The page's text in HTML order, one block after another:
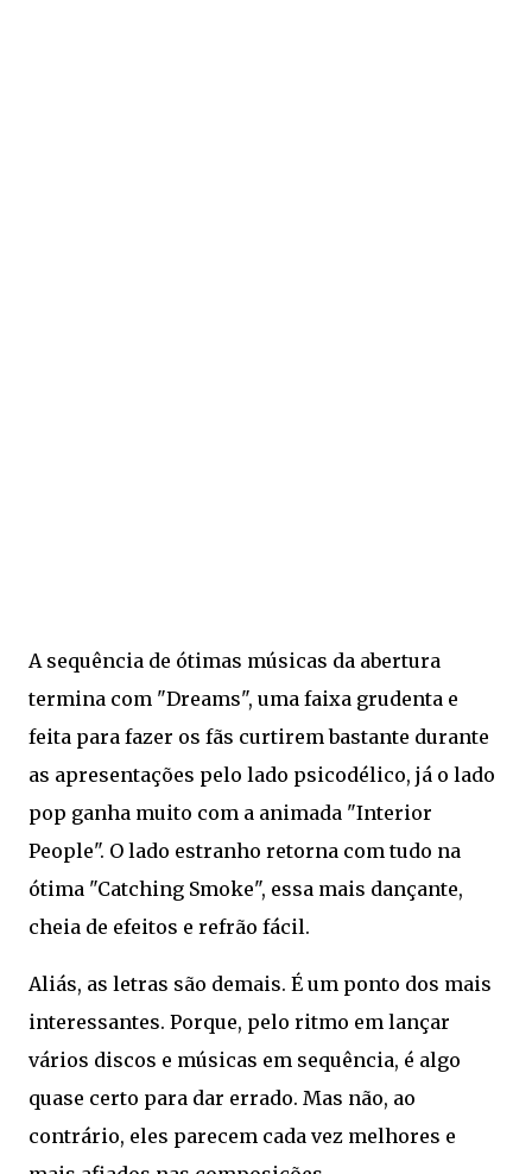
A sequência de ótimas músicas da abertura
termina com "Dreams", uma faixa grudenta e
feita para fazer os fãs curtirem bastante durante
as apresentações pelo lado psicodélico, já o lado
pop ganha muito com a animada "Interior
People". O lado estranho retorna com tudo na
ótima "Catching Smoke", essa mais dançante,
cheia de efeitos e refrão fácil.
Aliás, as letras são demais. É um ponto dos mais
interessantes. Porque, pelo ritmo em lançar
vários discos e músicas em sequência, é algo
quase certo para dar errado. Mas não, ao
contrário, eles parecem cada vez melhores e